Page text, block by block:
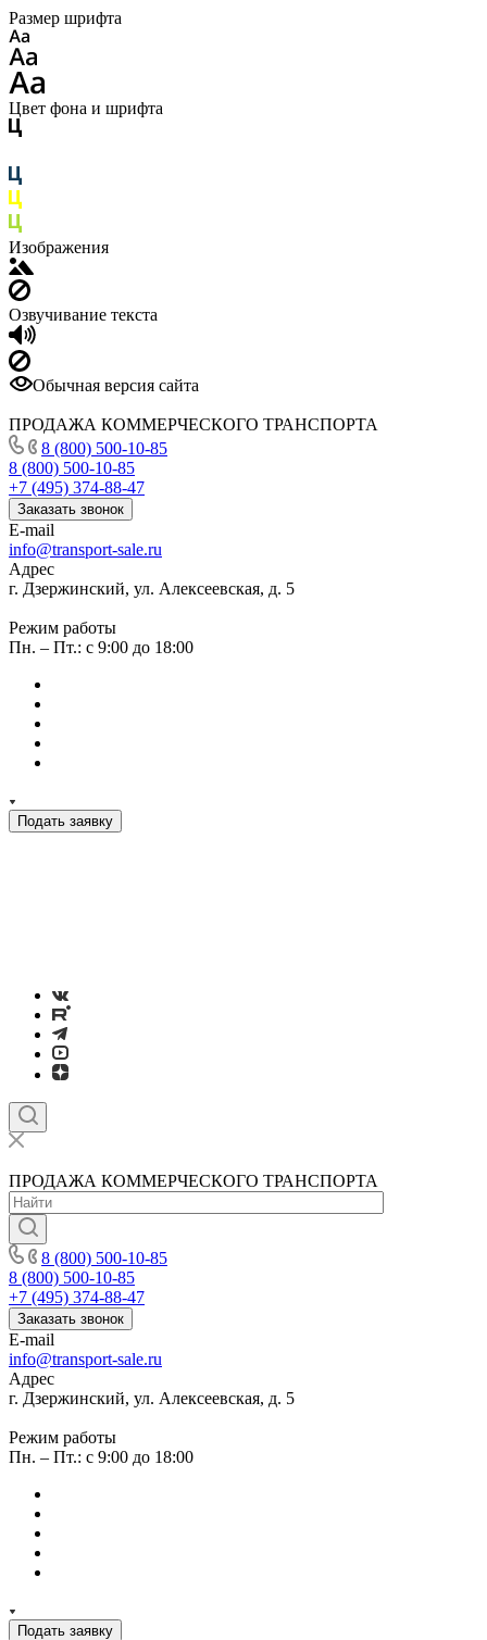
Размер шрифта
Цвет фона и шрифта
Изображения
Озвучивание текста
Обычная версия сайта
ПРОДАЖА КОММЕРЧЕСКОГО ТРАНСПОРТА
8 (800) 500-10-85
8 (800) 500-10-85
+7 (495) 374-88-47
Заказать звонок
E-mail
info@transport-sale.ru
Адрес
г. Дзержинский, ул. Алексеевская, д. 5
Режим работы
Пн. – Пт.: с 9:00 до 18:00
Подать заявку
ПРОДАЖА КОММЕРЧЕСКОГО ТРАНСПОРТА
8 (800) 500-10-85
8 (800) 500-10-85
+7 (495) 374-88-47
Заказать звонок
E-mail
info@transport-sale.ru
Адрес
г. Дзержинский, ул. Алексеевская, д. 5
Режим работы
Пн. – Пт.: с 9:00 до 18:00
Подать заявку